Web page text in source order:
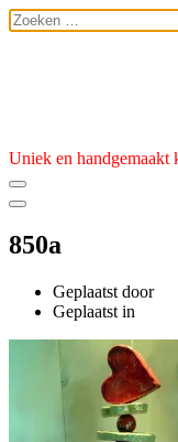
Ga
naar
Zoeken
naar:
Uniek en handgemaakt
850a
Geplaatst door
Geplaatst
januari
2023
Geplaatst in